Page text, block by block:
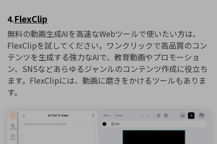
4.FlexClip
無料の動画生成AIを高速なWebツールで使いたい方は、
FlexClipを試してください。ワンクリックで高品質のコン
テンツを生成する強力なAIで、教育動画やプロモーショ
ン、SNSなどあらゆるジャンルのコンテンツ作成に役立ち
ます。FlexClipには、動画に磨きをかけるツールもありま
す。